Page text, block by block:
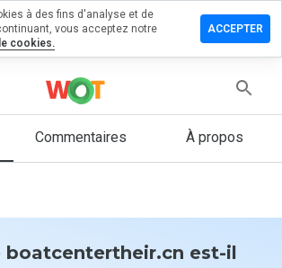
Commentaires À propos
boatcentertheir.cn est-il
à des fins d'analyse et de
vous acceptez notre
cookies.
ACCEPTER